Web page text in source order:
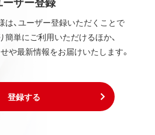
は、ユーザー登録いただくことで
単にご利用いただけるほか、
や最新情報をお届けいたします。
登録する